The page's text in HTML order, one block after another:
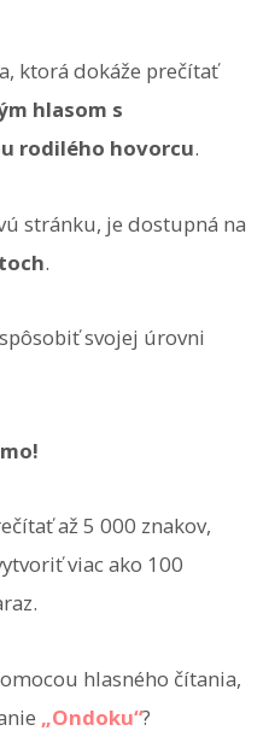
ktorá dokáže prečítať
hlasom s
rodilého hovorcu.
stránku, je dostupná na
.
svojej úrovni
až 5 000 znakov,
viac ako 100
hlasného čítania,
„Ondoku“?